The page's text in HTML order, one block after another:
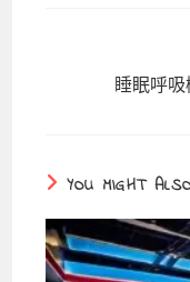
睡眠呼
YOU MIGHT